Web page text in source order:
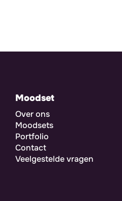
Moodset
Over ons
Moodsets
Portfolio
Contact
Veelgestelde vragen